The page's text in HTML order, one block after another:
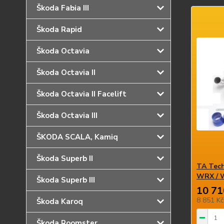
Škoda Fabia III
Škoda Rapid
Škoda Octavia
Škoda Octavia II
Škoda Octavia II Facelift
Škoda Octavia III
ŠKODA SCALA, Kamiq
Škoda Superb II
Škoda Superb III
Škoda Karoq
TA
WRX /
10
8 851